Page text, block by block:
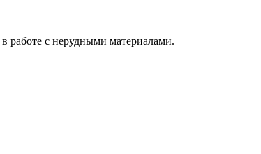
в работе с нерудными материалами.